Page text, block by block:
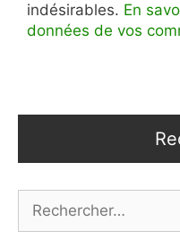
indésirables. En
données de vos